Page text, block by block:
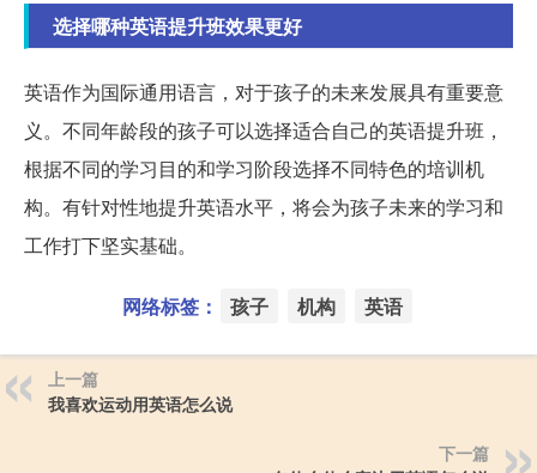
选择哪种英语提升班效果更好
英语作为国际通用语言，对于孩子的未来发展具有重要意
义。不同年龄段的孩子可以选择适合自己的英语提升班，
根据不同的学习目的和学习阶段选择不同特色的培训机
构。有针对性地提升英语水平，将会为孩子未来的学习和
工作打下坚实基础。
网络标签： 孩子 机构 英语
上一篇
我喜欢运动用英语怎么说
下一篇